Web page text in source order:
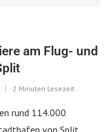
am Flug- und
2 Minuten Lesezeit
rund 114.000
von Split